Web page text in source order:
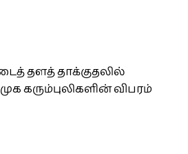
தளத் தாக்குதலில்
கரும்புலிகளின் விபரம்